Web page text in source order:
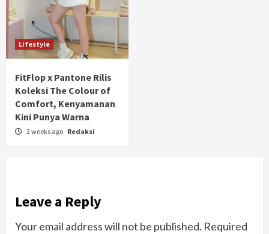
Lifestyle
FitFlop x Pantone Rilis
Koleksi The Colour of
Comfort, Kenyamanan
Kini Punya Warna
2 weeks ago Redaksi
Leave a Reply
Your email address will not be published. Required